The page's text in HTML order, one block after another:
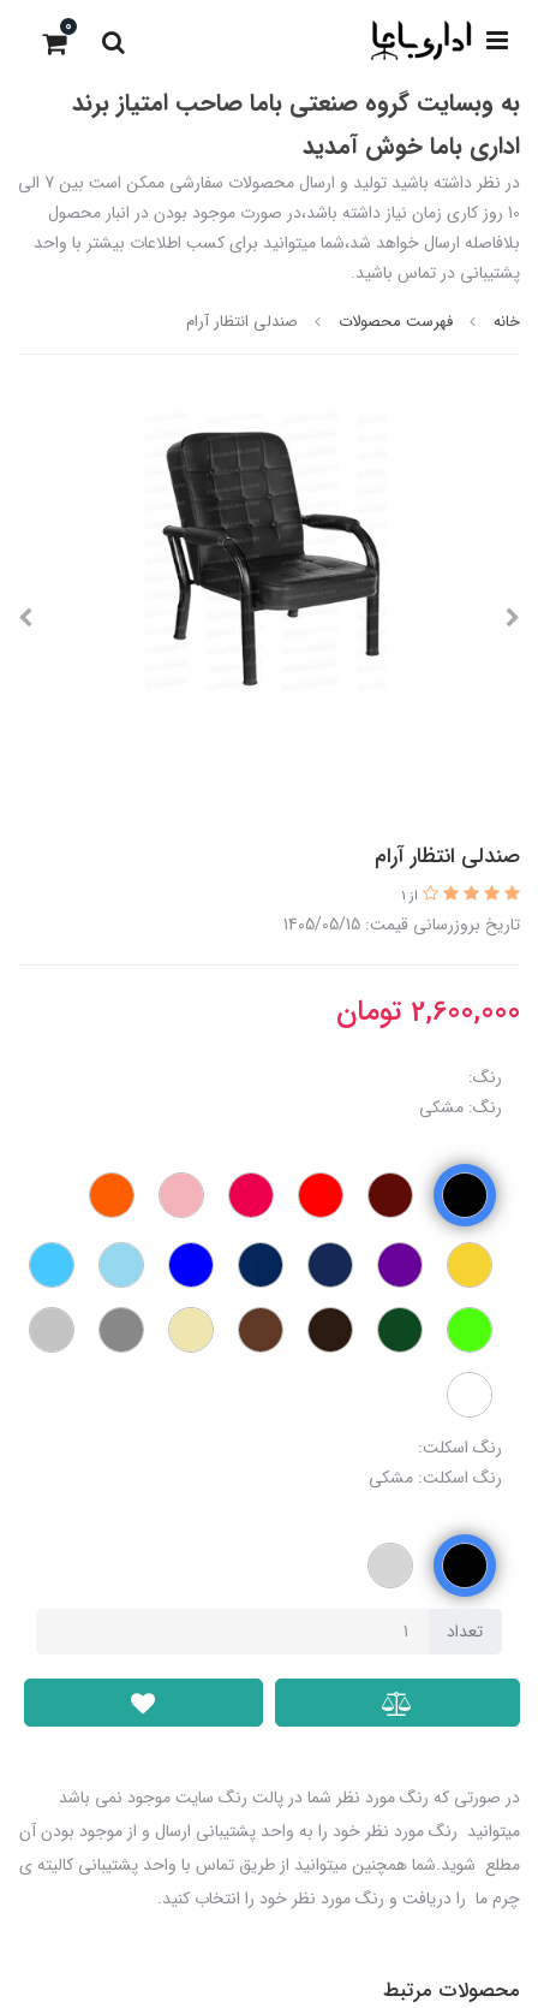
به وبسایت گروه صنعتی باما صاحب امتیاز برند
اداری باما خوش آمدید
در نظر داشته باشید تولید و ارسال محصولات سفارشی ممکن است بین 7 الی
10 روز کاری زمان نیاز داشته باشد،در صورت موجود بودن در انبار محصول
بلافاصله ارسال خواهد شد،شما میتوانید برای کسب اطلاعات بیشتر با واحد
پشتیبانی در تماس باشید.
0
خانه فهرست محصولات صندلی انتظار آرام
صندلی انتظار آرام
از 1
تاریخ بروزرسانی قیمت: 1405/05/15
2,600,000 تومان
رنگ:
رنگ: مشکی
رنگ اسکلت:
رنگ اسکلت: مشکی
تعداد
​​​​در صورتی که رنگ مورد نظر شما در پالت رنگ سایت موجود نمی باشد
میتوانید رنگ مورد نظر خود را به واحد پشتیبانی ارسال و از موجود بودن آن
مطلع شوید.شما همچنین میتوانید از طریق تماس با واحد پشتیبانی کالیته ی
چرم ما را دریافت و رنگ مورد نظر خود را انتخاب کنید.
محصولات مرتبط